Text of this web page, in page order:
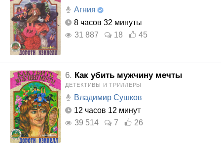
Агния
8 часов 32 минуты
31 887
18 45
6. Как убить мужчину мечты
ДЕТЕКТИВЫ И ТРИЛЛЕРЫ
Владимир Сушков
12 часов 12 минут
39 514
7 26